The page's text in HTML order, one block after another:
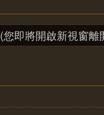
(您即將開啟新視窗離